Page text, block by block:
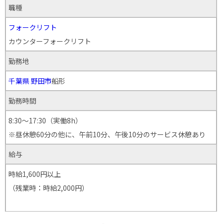
職種
フォークリフト
カウンターフォークリフト
勤務地
千葉県野田市船形
勤務時間
8:30～17:30（実働8h）
※昼休憩60分の他に、午前10分、午後10分のサービス休憩あり
給与
時給1,600円以上
（残業時：時給2,000円）